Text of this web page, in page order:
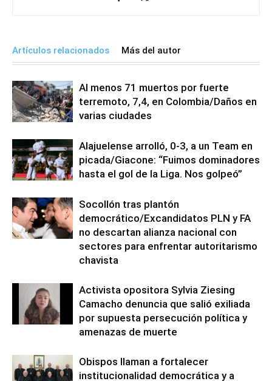
Artículos relacionados Más del autor
Al menos 71 muertos por fuerte
terremoto, 7,4, en Colombia/Daños en
varias ciudades
Alajuelense arrolló, 0-3, a un Team en
picada/Giacone: “Fuimos dominadores
hasta el gol de la Liga. Nos golpeó”
Socollón tras plantón
democrático/Excandidatos PLN y FA
no descartan alianza nacional con
sectores para enfrentar autoritarismo
chavista
Activista opositora Sylvia Ziesing
Camacho denuncia que salió exiliada
por supuesta persecución política y
amenazas de muerte
Obispos llaman a fortalecer
institucionalidad democrática y a